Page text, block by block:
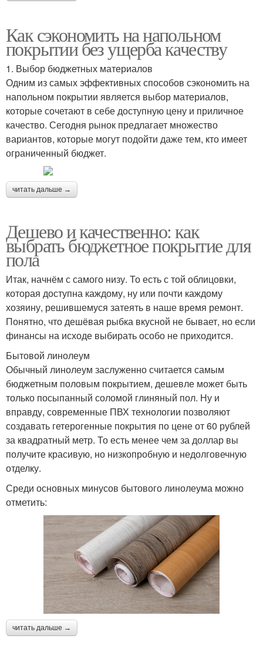
Как сэкономить на напольном
покрытии без ущерба качеству
1. Выбор бюджетных материалов
Одним из самых эффективных способов сэкономить на
напольном покрытии является выбор материалов,
которые сочетают в себе доступную цену и приличное
качество. Сегодня рынок предлагает множество
вариантов, которые могут подойти даже тем, кто имеет
ограниченный бюджет.
читать дальше →
Дешево и качественно: как
выбрать бюджетное покрытие для
пола
Итак, начнём с самого низу. То есть с той облицовки,
которая доступна каждому, ну или почти каждому
хозяину, решившемуся затеять в наше время ремонт.
Понятно, что дешёвая рыбка вкусной не бывает, но если
финансы на исходе выбирать особо не приходится.
Бытовой линолеум
Обычный линолеум заслуженно считается самым
бюджетным половым покрытием, дешевле может быть
только посыпанный соломой глиняный пол. Ну и
вправду, современные ПВХ технологии позволяют
создавать гетерогенные покрытия по цене от 60 рублей
за квадратный метр. То есть менее чем за доллар вы
получите красивую, но низкопробную и недолговечную
отделку.
Среди основных минусов бытового линолеума можно
отметить:
читать дальше →